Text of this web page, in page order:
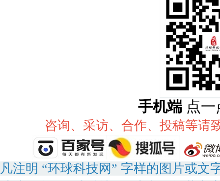
手机端 点
咨询、采访、合作、投稿等请
凡注明 “环球科技网” 字样的图片或文